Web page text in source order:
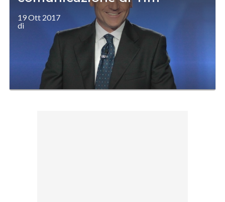
19 Ott 2017
di